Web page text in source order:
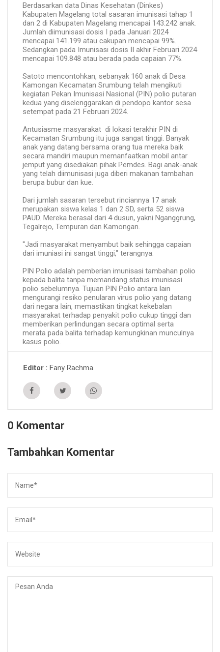
Berdasarkan data Dinas Kesehatan (Dinkes)
Kabupaten Magelang total sasaran imunisasi tahap 1
dan 2 di Kabupaten Magelang mencapai 143.242 anak.
Jumlah diimunisasi dosis I pada Januari 2024
mencapai 141.199 atau cakupan mencapai 99%.
Sedangkan pada Imunisasi dosis II akhir Februari 2024
mencapai 109.848 atau berada pada capaian 77%.
Satoto mencontohkan, sebanyak 160 anak di Desa
Kamongan Kecamatan Srumbung telah mengikuti
kegiatan Pekan Imunisasi Nasional (PIN) polio putaran
kedua yang diselenggarakan di pendopo kantor sesa
setempat pada 21 Februari 2024.
Antusiasme masyarakat di lokasi terakhir PIN di
Kecamatan Srumbung itu juga sangat tinggi. Banyak
anak yang datang bersama orang tua mereka baik
secara mandiri maupun memanfaatkan mobil antar
jemput yang disediakan pihak Pemdes. Bagi anak-anak
yang telah diimunisasi juga diberi makanan tambahan
berupa bubur dan kue.
Dari jumlah sasaran tersebut rinciannya 17 anak
merupakan siswa kelas 1 dan 2 SD, serta 52 siswa
PAUD. Mereka berasal dari 4 dusun, yakni Nganggrung,
Tegalrejo, Tempuran dan Kamongan.
"Jadi masyarakat menyambut baik sehingga capaian
dari imuniasi ini sangat tinggi," terangnya.
PIN Polio adalah pemberian imunisasi tambahan polio
kepada balita tanpa memandang status imunisasi
polio sebelumnya. Tujuan PIN Polio antara lain
mengurangi resiko penularan virus polio yang datang
dari negara lain, memastikan tingkat kekebalan
masyarakat terhadap penyakit polio cukup tinggi dan
memberikan perlindungan secara optimal serta
merata pada balita terhadap kemungkinan munculnya
kasus polio.
Editor Fany Rachma
0 Komentar
Tambahkan Komentar